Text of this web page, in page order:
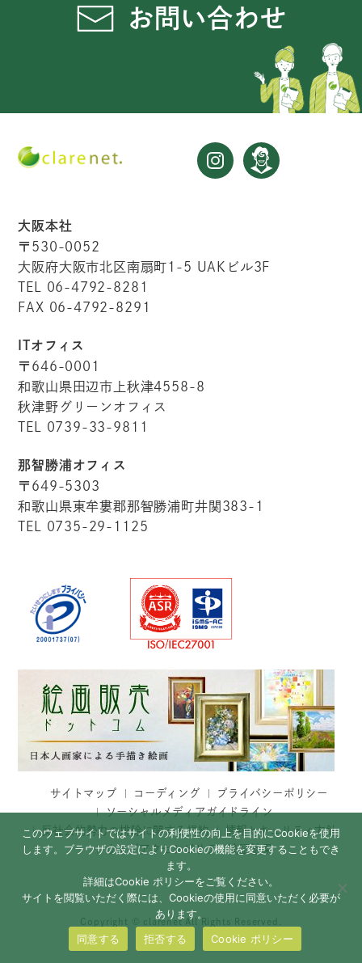
お問い合わせ
大阪本社
〒530-0052
大阪府大阪市北区南扇町1-5 UAKビル3F
TEL 06-4792-8281
FAX 06-4792-8291
ITオフィス
〒646-0001
和歌山県田辺市上秋津4558-8
秋津野グリーンオフィス
TEL 0739-33-9811
那智勝浦オフィス
〒649-5303
和歌山県東牟婁郡那智勝浦町井関383-1
TEL 0735-29-1125
サイトマップ コーディング
プライバシーポリシー
ソーシャルメディアガイドライン
反社会的勢力の排除に関する規約
情報セキュリティ方針
ウェブアクセシビリティ検証結果
Copyright © clarenet All Rights Reserved.
このウェブサイトではサイトの利便性の向上を目的にCookieを使用
します。ブラウザの設定によりCookieの機能を変更することもでき
ます。
詳細はCookie ポリシーをご覧ください。
サイトを閲覧いただく際には、Cookieの使用に同意いただく必要が
あります。
同意する
拒否する Cookie ポリシー